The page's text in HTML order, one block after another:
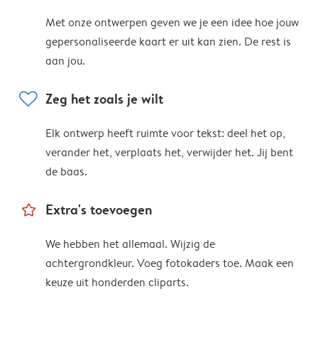
Met onze ontwerpen geven we je een idee hoe jouw
gepersonaliseerde kaart er uit kan zien. De rest is
aan jou.
heart Zeg het zoals je wilt
Elk ontwerp heeft ruimte voor tekst: deel het op,
verander het, verplaats het, verwijder het. Jij bent
de baas.
star_outline Extra's toevoegen
We hebben het allemaal. Wijzig de
achtergrondkleur. Voeg fotokaders toe. Maak een
keuze uit honderden cliparts.